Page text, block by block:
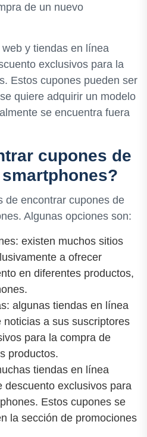
de un nuevo
y tiendas en línea
exclusivos para la
Estos cupones pueden ser
quiere adquirir un modelo
se encuentra fuera
cupones de
de encontrar cupones de
Algunas opciones son:
existen muchos sitios
a ofrecer
en diferentes productos,
algunas tiendas en línea
a sus suscriptores
para la compra de
productos.
tiendas en línea
descuento exclusivos para
Estos cupones se
la sección de promociones